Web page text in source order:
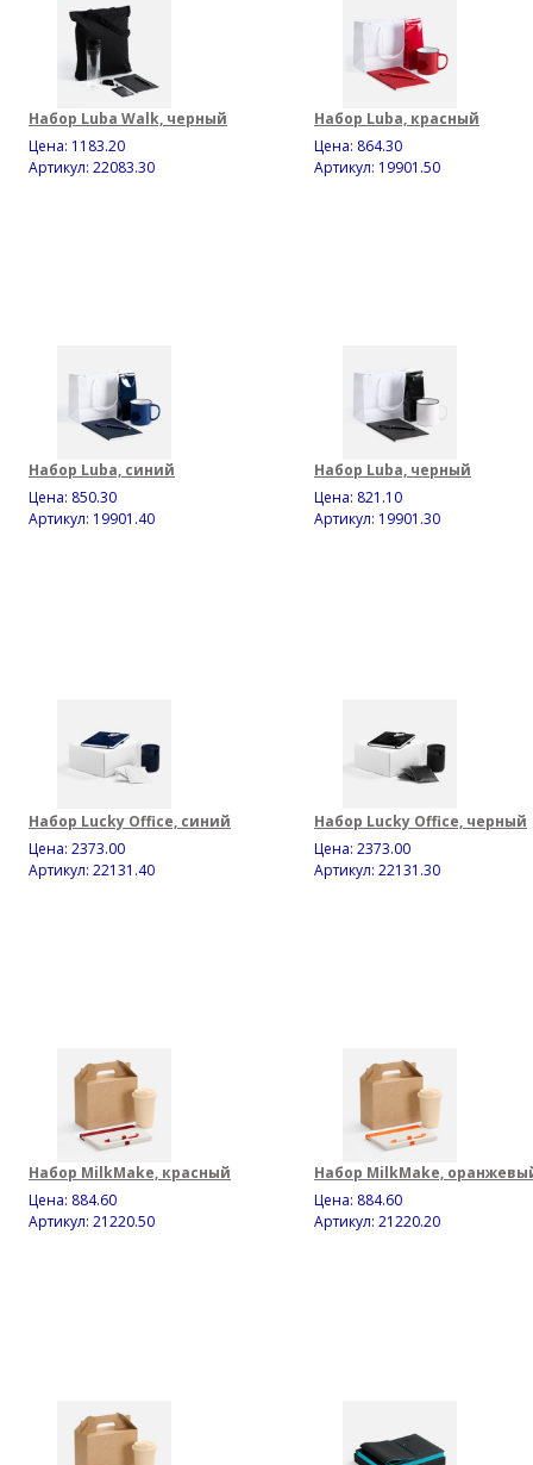
Набор Luba Walk, черный
Цена: 1183.20
Артикул: 22083.30
Набор Luba, красный
Цена: 864.30
Артикул: 19901.50
Набор Luba, синий
Цена: 850.30
Артикул: 19901.40
Набор Luba, черный
Цена: 821.10
Артикул: 19901.30
Набор Lucky Office, синий
Цена: 2373.00
Артикул: 22131.40
Набор Lucky Office, черный
Цена: 2373.00
Артикул: 22131.30
Набор MilkMake, красный
Цена: 884.60
Артикул: 21220.50
Набор MilkMake,
Цена: 884.60
Артикул: 21220.20